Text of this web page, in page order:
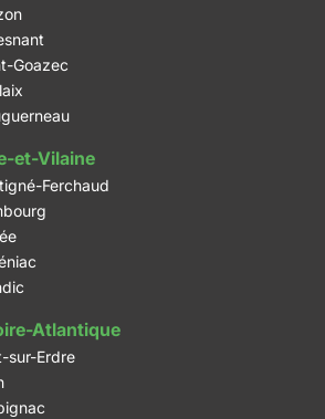
Goazec
et-Vilaine
Ferchaud
Atlantique
sur-Erdre